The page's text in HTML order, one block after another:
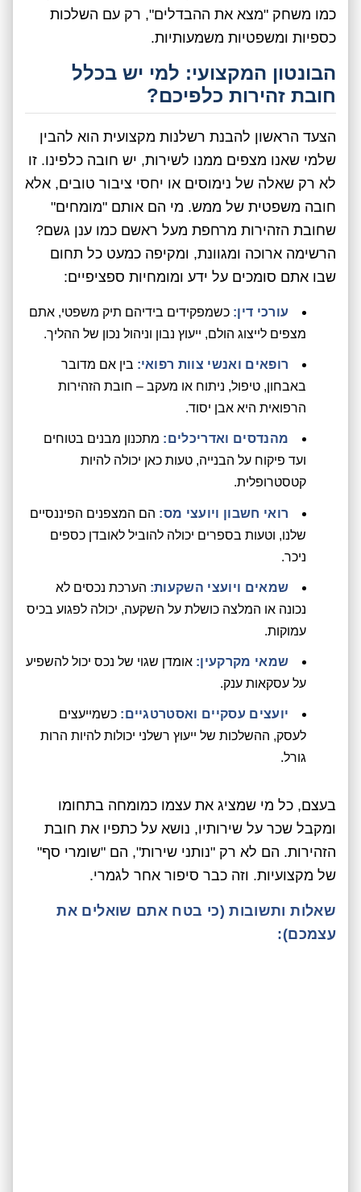
כמו משחק "מצא את ההבדלים", רק עם השלכות
כספיות ומשפטיות משמעותיות.
הבונטון המקצועי: למי יש בכלל
חובת זהירות כלפיכם?
הצעד הראשון להבנת רשלנות מקצועית הוא להבין
שלמי שאנו מצפים ממנו לשירות, יש חובה כלפינו. זו
לא רק שאלה של נימוסים או יחסי ציבור טובים, אלא
חובה משפטית של ממש. מי הם אותם "מומחים"
שחובת הזהירות מרחפת מעל ראשם כמו ענן גשם?
הרשימה ארוכה ומגוונת, ומקיפה כמעט כל תחום
שבו אתם סומכים על ידע ומומחיות ספציפיים:
עורכי דין: כשמפקידים בידיהם תיק משפטי, אתם
מצפים לייצוג הולם, ייעוץ נבון וניהול נכון של ההליך.
רופאים ואנשי צוות רפואי: בין אם מדובר
באבחון, טיפול, ניתוח או מעקב – חובת הזהירות
הרפואית היא אבן יסוד.
מהנדסים ואדריכלים: מתכנון מבנים בטוחים
ועד פיקוח על הבנייה, טעות כאן יכולה להיות
קטסטרופלית.
רואי חשבון ויועצי מס: הם המצפנים הפיננסיים
שלנו, וטעות בספרים יכולה להוביל לאובדן כספים
ניכר.
שמאים ויועצי השקעות: הערכת נכסים לא
נכונה או המלצה כושלת על השקעה, יכולה לפגוע בכיס
עמוקות.
שמאי מקרקעין: אומדן שגוי של נכס יכול להשפיע
על עסקאות ענק.
יועצים עסקיים ואסטרטגיים: כשמייעצים
לעסק, ההשלכות של ייעוץ רשלני יכולות להיות הרות
גורל.
בעצם, כל מי שמציג את עצמו כמומחה בתחומו
ומקבל שכר על שירותיו, נושא על כתפיו את חובת
הזהירות. הם לא רק "נותני שירות", הם "שומרי סף"
של מקצועיות. וזה כבר סיפור אחר לגמרי.
שאלות ותשובות (כי בטח אתם שואלים את
עצמכם):